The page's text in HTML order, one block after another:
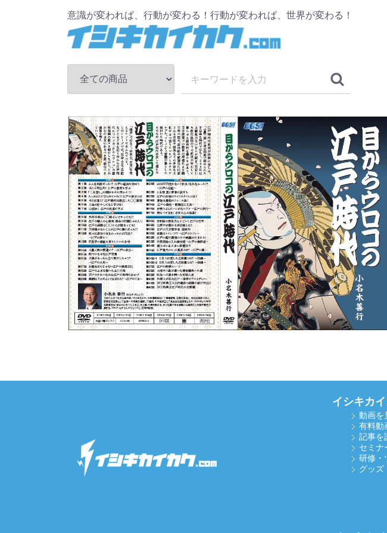
意識が変われば、行動が変わる！行動が変われば、世界が変わる！
イシキカ
動画を
有料動
記事を
セミナ
研修・
グッズ